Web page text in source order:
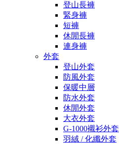
登山長褲
緊身褲
短褲
休閒長褲
連身褲
外套
登山外套
防風外套
保暖中層
防水外套
休閒外套
大衣外套
G-1000襯衫外套
羽絨 / 化纖外套